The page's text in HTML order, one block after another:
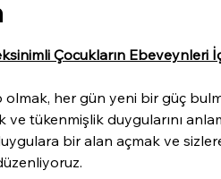
Çocukların Ebeveynleri
her gün yeni bir güç
ve tükenmişlik duygularını
bir alan açmak ve